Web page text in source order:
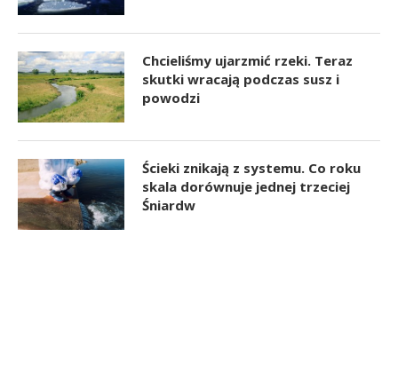
Chcieliśmy ujarzmić rzeki. Teraz
skutki wracają podczas susz i
powodzi
Ścieki znikają z systemu. Co roku
skala dorównuje jednej trzeciej
Śniardw